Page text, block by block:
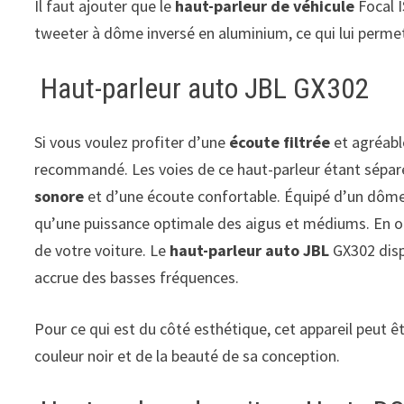
Il faut ajouter que le haut-parleur de véhicule Focal
tweeter à dôme inversé en aluminium, ce qui lui
Haut-parleur auto JBL GX302
Si vous voulez profiter d’une écoute filtrée et
recommandé. Les voies de ce haut-parleur étant
sonore et d’une écoute confortable. Équipé d’un
qu’une puissance optimale des aigus et médiums.
de votre voiture. Le haut-parleur auto JBL GX302
accrue des basses fréquences.
Pour ce qui est du côté esthétique, cet appareil peut
couleur noir et de la beauté de sa conception.